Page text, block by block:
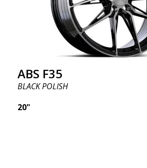
ABS F35
BLACK POLISH
20"